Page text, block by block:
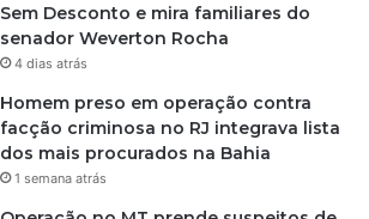
Sem Desconto e mira familiares do
senador Weverton Rocha
4 dias atrás
Homem preso em operação contra
facção criminosa no RJ integrava lista
dos mais procurados na Bahia
1 semana atrás